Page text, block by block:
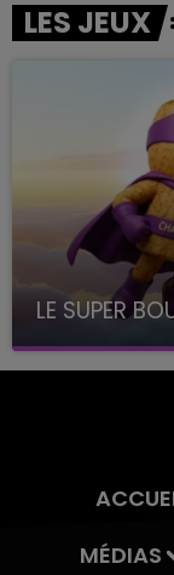
LES JEUX
LE SUPER
avec La
MÉDIAS